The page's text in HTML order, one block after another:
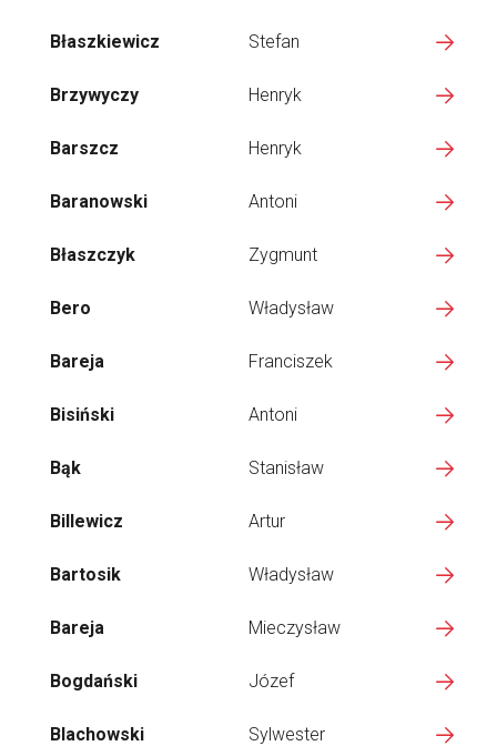
Błaszkiewicz Stefan
Brzywyczy Henryk
Barszcz Henryk
Baranowski Antoni
Błaszczyk Zygmunt
Bero Władysław
Bareja Franciszek
Bisiński Antoni
Bąk Stanisław
Billewicz Artur
Bartosik Władysław
Bareja Mieczysław
Bogdański Józef
Blachowski Sylwester